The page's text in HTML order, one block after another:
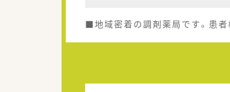
■地域密着の調剤薬局です。患者